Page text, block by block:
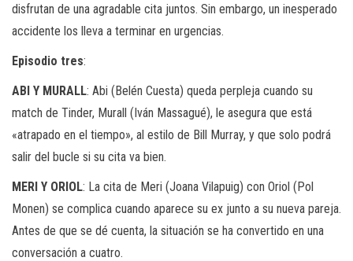
disfrutan de una agradable cita juntos. Sin embargo, un inesperado
accidente los lleva a terminar en urgencias.
Episodio tres:
ABI Y MURALL: Abi (Belén Cuesta) queda perpleja cuando su
match de Tinder, Murall (Iván Massagué), le asegura que está
«atrapado en el tiempo», al estilo de Bill Murray, y que solo podrá
salir del bucle si su cita va bien.
MERI Y ORIOL: La cita de Meri (Joana Vilapuig) con Oriol (Pol
Monen) se complica cuando aparece su ex junto a su nueva pareja.
Antes de que se dé cuenta, la situación se ha convertido en una
conversación a cuatro.